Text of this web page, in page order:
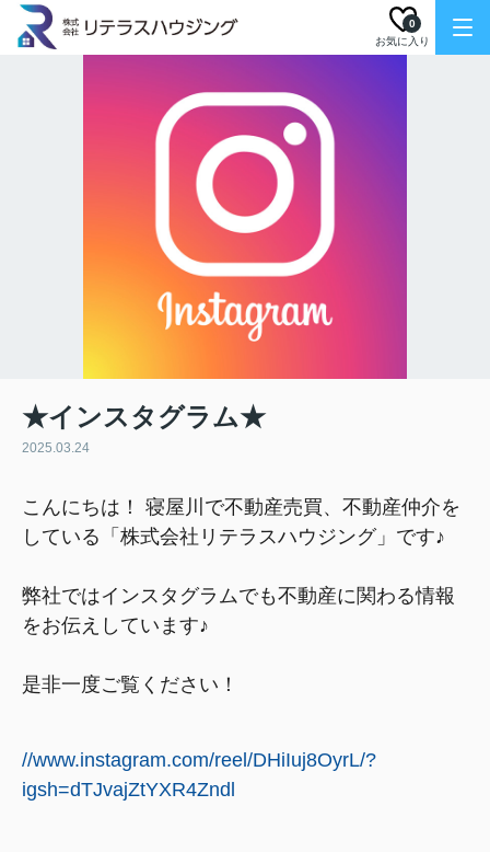
お気に入り
0
★インスタグラム★
2025.03.24
こんにちは！ 寝屋川で不動産売買、不動産仲介を
している「株式会社リテラスハウジング」です♪
弊社ではインスタグラムでも不動産に関わる情報
をお伝えしています♪
是非一度ご覧ください！
//www.instagram.com/reel/DHiIuj8OyrL/?
igsh=dTJvajZtYXR4Zndl